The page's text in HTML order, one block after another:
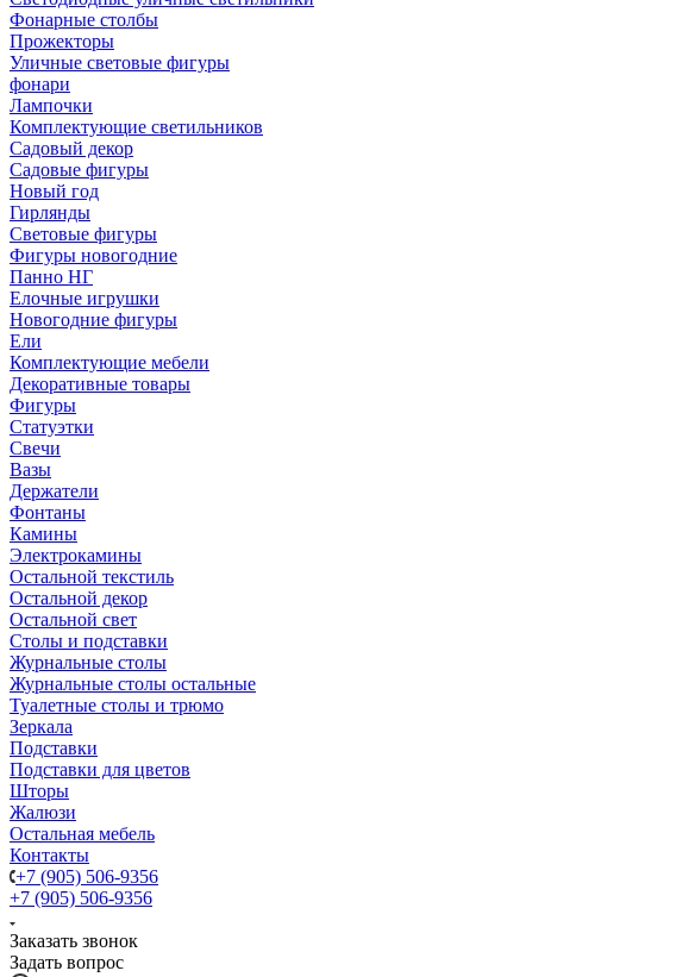
Фонарные столбы
Прожекторы
Уличные световые фигуры
фонари
Лампочки
Комплектующие светильников
Садовый декор
Садовые фигуры
Новый год
Гирлянды
Световые фигуры
Фигуры новогодние
Панно НГ
Елочные игрушки
Новогодние фигуры
Ели
Комплектующие мебели
Декоративные товары
Фигуры
Статуэтки
Свечи
Вазы
Держатели
Фонтаны
Камины
Электрокамины
Остальной текстиль
Остальной декор
Остальной свет
Столы и подставки
Журнальные столы
Журнальные столы остальные
Туалетные столы и трюмо
Зеркала
Подставки
Подставки для цветов
Шторы
Жалюзи
Остальная мебель
Контакты
+7 (905) 506-9356
+7 (905) 506-9356
Заказать звонок
Задать вопрос